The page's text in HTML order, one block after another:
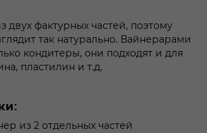
двух фактурных частей, поэтому
так натурально. Вайнерарами
кондитеры, они подходят и для
пластилин и т.д.
из 2 отдельных частей